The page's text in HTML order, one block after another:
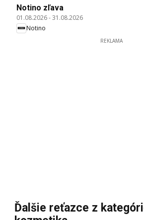
Notino zľava
01.08.2026-31.08.2026
Notino
REKLAMA
Ďalšie reťazce z